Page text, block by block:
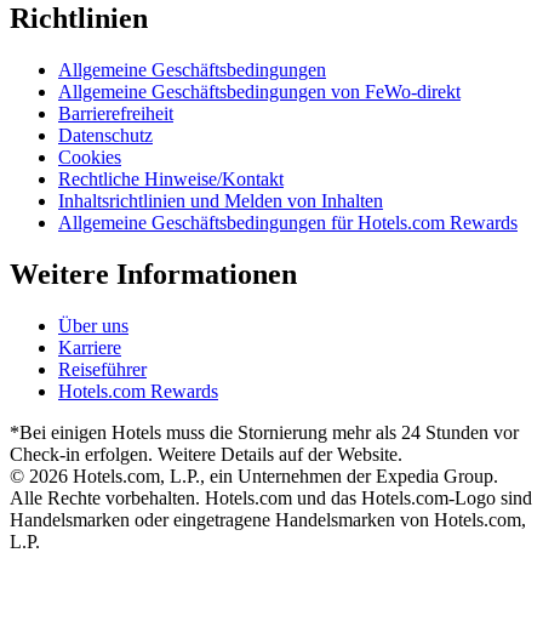
Richtlinien
Allgemeine Geschäftsbedingungen
Allgemeine Geschäftsbedingungen von FeWo-direkt
Barrierefreiheit
Datenschutz
Cookies
Rechtliche Hinweise/Kontakt
Inhaltsrichtlinien und Melden von Inhalten
Allgemeine Geschäftsbedingungen für Hotels.com Rewards
Weitere Informationen
Über uns
Karriere
Reiseführer
Hotels.com Rewards
*Bei einigen Hotels muss die Stornierung mehr als 24 Stunden vor
Check-in erfolgen. Weitere Details auf der Website.
© 2026 Hotels.com, L.P., ein Unternehmen der Expedia Group.
Alle Rechte vorbehalten. Hotels.com und das Hotels.com-Logo sind
Handelsmarken oder eingetragene Handelsmarken von Hotels.com,
L.P.